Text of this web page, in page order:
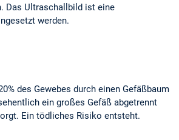
Das Ultraschallbild ist eine
werden.
des Gewebes durch einen Gefäßbaum
ein großes Gefäß abgetrennt
Ein tödliches Risiko entsteht.